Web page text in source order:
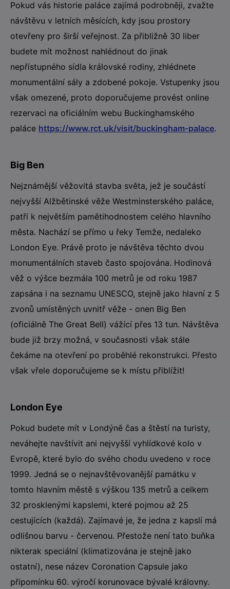
Pokud vás historie paláce zajímá podrobněji, zvažte
návštěvu v letních měsících, kdy jsou prostory
otevřeny pro širší veřejnost. Za přibližně 30 liber
budete mít možnost nahlédnout do jinak
nepřístupného sídla královské rodiny, zhlédnete
monumentální sály a zdobené pokoje. Vstupenky jsou
však omezené, proto doporučujeme provést online
rezervaci na oficiálním webu Buckinghamského
paláce https://www.rct.uk/visit/buckingham-palace.
Big Ben
Nejznámější věžovitá stavba světa, jež je součástí
nejvyšší Alžbětinské věže Westminsterského paláce,
patří k největším pamětihodnostem celého hlavního
města. Nachází se přímo u řeky Temže, nedaleko
London Eye. Právě proto je návštěva těchto dvou
monumentálních staveb často spojována. Hodinová
věž o výšce bezmála 100 metrů je od roku 1987
zapsána i na seznamu UNESCO, stejně jako hlavní z 5
zvonů umístěných uvnitř věže - onen Big Ben
(oficiálně The Great Bell) vážící přes 13 tun. Návštěva
bude již brzy možná, v současnosti však stále
čekáme na otevření po proběhlé rekonstrukci. Přesto
však vřele doporučujeme se k místu přiblížit!
London Eye
Pokud budete mít v Londýně čas a štěstí na turisty,
neváhejte navštívit ani nejvyšší vyhlídkové kolo v
Evropě, které bylo do svého chodu uvedeno v roce
1999. Jedná se o nejnavštěvovanější památku v
tomto hlavním městě s výškou 135 metrů a celkem
32 prosklenými kapslemi, které pojmou až 25
cestujících (každá). Zajímavé je, že jedna z kapslí má
odlišnou barvu - červenou. Přestože není tato buňka
nikterak speciální (klimatizována je stejně jako
ostatní), nese název Coronation Capsule jako
připomínku 60. výročí korunovace bývalé královny.